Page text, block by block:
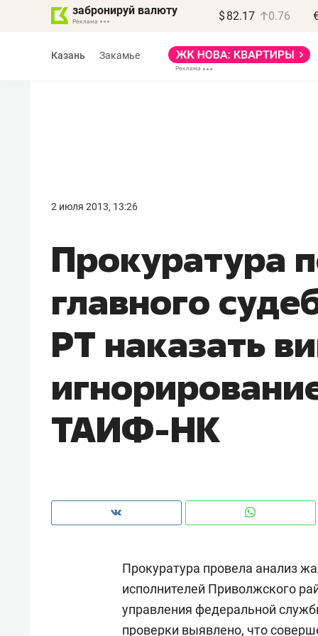
забронируй валюту $ 82.17 0.76
Казань Закамье
2 июля 2013, 13:26
Прокуратура
главного
РТ наказать
ТАИФ-НК
Прокуратура провела анализ
исполнителей Приволжского
управления федеральной
проверки выявлено, что
правил, бизнес может
потерять минимум
Как бизнесу выйти на зарубежные
чем интересен Оман?
Рекомендуем
Как ГК «МИР ГРУПП» и ВТБ
создают оазис жилого
комфорта под Казанью
150
ID